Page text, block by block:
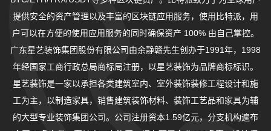
提供安全的资产管理以及丰富的区块链应用服务，使用比特派，用
户可以在方便的使用应用服务的同时确保资产 100% 由自己掌控。
广东星艺装饰集团股份有限公司由余静赣先生创办于1991年，1998
年经国家工商行政总局商标局注册，以星艺装饰为品牌商标标识。
星艺装饰是一家以承担各类建筑室内、室外装饰装修工程设计和施
工为主，以制造家具，销售建筑装饰材料、装饰工艺品和家具为辅
的大型专业装饰集团公司。公司注册资本1.59亿元，分支机构遍布